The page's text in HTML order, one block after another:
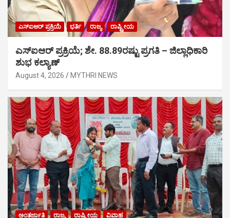
ಎಸ್‍ಐಆರ್ ಪ್ರಕ್ರಿಯೆ ಭರ್ತಿ ರಾಜ್ಯ ರಾಷ್ಟ್ರೀಯ
ಎಸ್‍ಐಆರ್ ಪ್ರಕ್ರಿಯೆ; ಶೇ. 88.89ರಷ್ಟು ಪ್ರಗತಿ – ಜಿಲ್ಲಾಧಿಕಾರಿ
ಶುಭ ಕಲ್ಯಾಣ್
August 4, 2026 MYTHRI NEWS
ಅಂತರ್ಜಾತಿ ರಾಜ್ಯ ರಾಷ್ಟ್ರೀಯ ವಿವಾಹ